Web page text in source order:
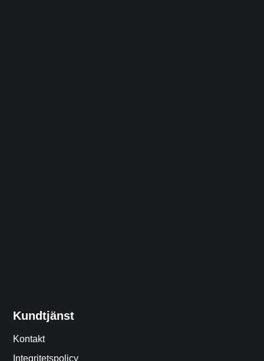
Kundtjänst
Kontakt
Integritetspolicy